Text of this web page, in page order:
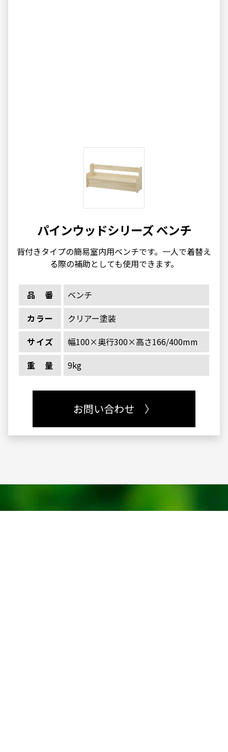
パインウッドシリーズ ベンチ
背付きタイプの簡易室内用ベンチです。一人で着替え
る際の補助としても使用できます。
品番
ベンチ
カラー
クリアー塗装
サイズ
幅100×奥行300×高さ166/400mm
重量
9kg
お問い合わせ 〉
お問い合わせ・お見積依頼